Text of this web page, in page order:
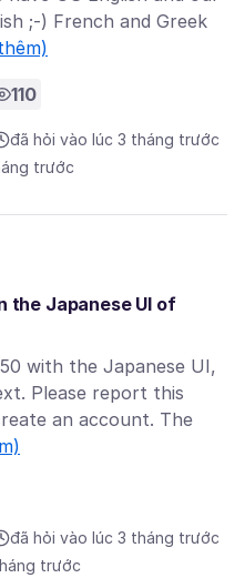
;-) French and Greek
110
đã hỏi vào lúc 3 tháng trước
trước
the Japanese UI of
with the Japanese UI,
Please report this
an account. The
đã hỏi vào lúc 3 tháng trước
trước